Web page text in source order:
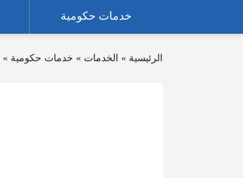
خدمات حكومية
الرئيسية » الخدمات » خدمات حكومية »